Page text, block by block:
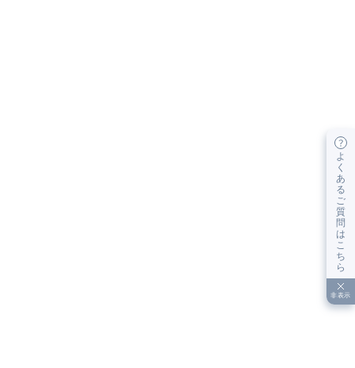
よ
く
あ
る
ご
質
問
は
こ
ち
ら
非表示